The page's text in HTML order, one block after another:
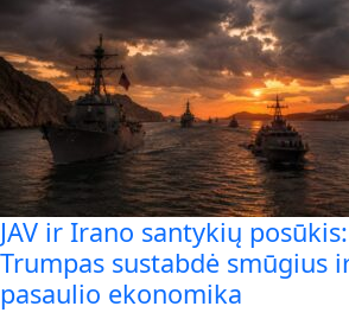
JAV ir Irano santykių
Trumpas sustabdė smūgius
pasaulio ekonomika